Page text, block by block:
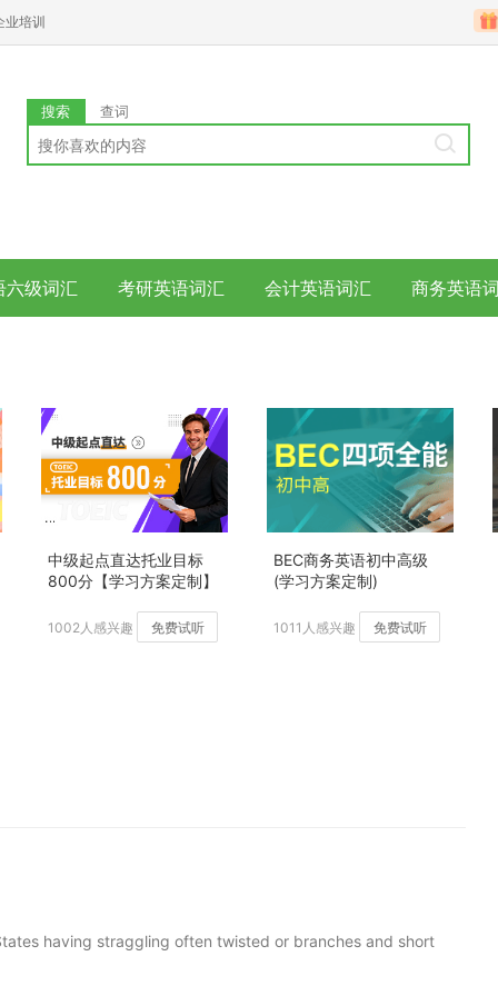
业培训
搜索 查词
六级词汇 考研英语词汇 会计英语词汇 商务英语
中级起点直达托业目标
800分【学习方案定制】
1002人感兴趣 免费试听
BEC商务英语初中高级
(学习方案定制)
1011人感兴趣 免费试听
having straggling often twisted or branches and short